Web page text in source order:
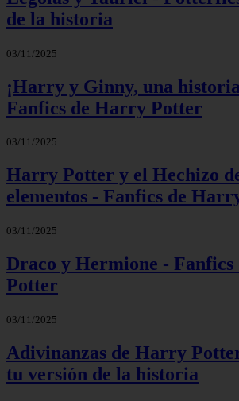
de la historia
03/11/2025
¡Harry y Ginny, una
Fanfics de Harry Potter
03/11/2025
Harry Potter y el Hechizo
elementos - Fanfics de
03/11/2025
Draco y Hermione -
Potter
03/11/2025
Adivinanzas de Harry
tu versión de la historia